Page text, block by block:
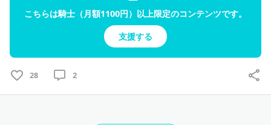
こちらは騎士（月額1100円）以上限定のコンテンツです。
支援する
28 2